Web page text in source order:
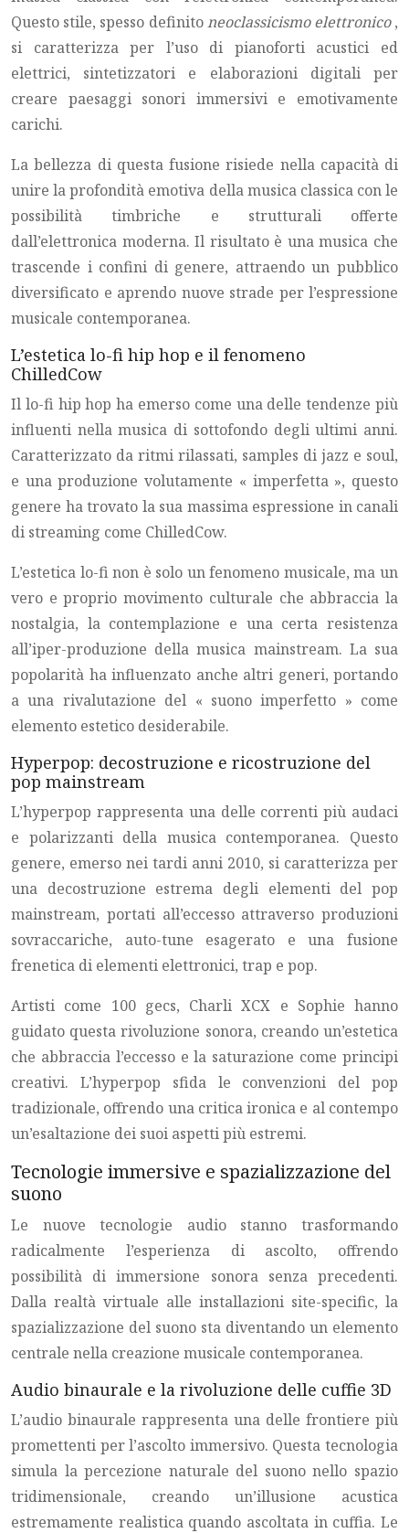
Questo stile, spesso definitoneoclassicismo elettronico,
si caratterizza per l’uso di pianoforti acustici ed
elettrici, sintetizzatori e elaborazioni digitali per
creare paesaggi sonori immersivi e emotivamente
carichi.
La bellezza di questa fusione risiede nella capacità di
unire la profondità emotiva della musica classica con le
possibilità timbriche e strutturali offerte
dall’elettronica moderna. Il risultato è una musica che
trascende i confini di genere, attraendo un pubblico
diversificato e aprendo nuove strade per l’espressione
musicale contemporanea.
L’estetica lo-fi hip hop e il fenomeno
ChilledCow
Il lo-fi hip hop ha emerso come una delle tendenze più
influenti nella musica di sottofondo degli ultimi anni.
Caratterizzato da ritmi rilassati, samples di jazz e soul,
e una produzione volutamente « imperfetta », questo
genere ha trovato la sua massima espressione in canali
di streaming come ChilledCow.
L’estetica lo-fi non è solo un fenomeno musicale, ma un
vero e proprio movimento culturale che abbraccia la
nostalgia, la contemplazione e una certa resistenza
all’iper-produzione della musica mainstream. La sua
popolarità ha influenzato anche altri generi, portando
a una rivalutazione del « suono imperfetto » come
elemento estetico desiderabile.
Hyperpop: decostruzione e ricostruzione del
pop mainstream
L’hyperpop rappresenta una delle correnti più audaci
e polarizzanti della musica contemporanea. Questo
genere, emerso nei tardi anni 2010, si caratterizza per
una decostruzione estrema degli elementi del pop
mainstream, portati all’eccesso attraverso produzioni
sovraccariche, auto-tune esagerato e una fusione
frenetica di elementi elettronici, trap e pop.
Artisti come 100 gecs, Charli XCX e Sophie hanno
guidato questa rivoluzione sonora, creando un’estetica
che abbraccia l’eccesso e la saturazione come principi
creativi. L’hyperpop sfida le convenzioni del pop
tradizionale, offrendo una critica ironica e al contempo
un’esaltazione dei suoi aspetti più estremi.
Tecnologie immersive e spazializzazione del
suono
Le nuove tecnologie audio stanno trasformando
radicalmente l’esperienza di ascolto, offrendo
possibilità di immersione sonora senza precedenti.
Dalla realtà virtuale alle installazioni site-specific, la
spazializzazione del suono sta diventando un elemento
centrale nella creazione musicale contemporanea.
Audio binaurale e la rivoluzione delle cuffie 3D
L’audio binaurale rappresenta una delle frontiere più
promettenti per l’ascolto immersivo. Questa tecnologia
simula la percezione naturale del suono nello spazio
tridimensionale, creando un’illusione acustica
estremamente realistica quando ascoltata in cuffia. Le